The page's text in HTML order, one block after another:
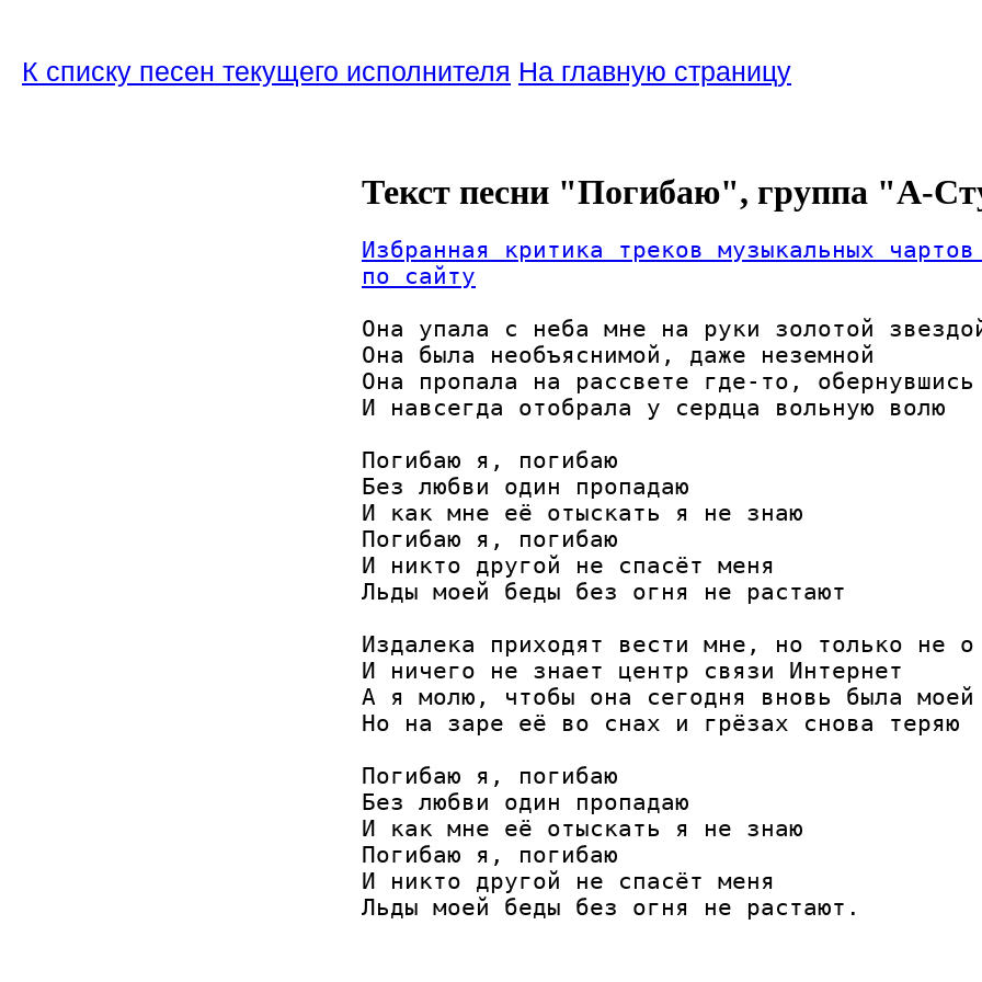
К списку песен текущего исполнителя На главную страницу
Текст песни "Погибаю", группа "А-
Избранная критика треков музыкальных
по сайту
Она упала с неба мне на руки золотой
Она была необъяснимой, даже неземной
Она пропала на рассвете где-то, обернувшись
И навсегда отобрала у сердца вольную волю
Погибаю я, погибаю
Без любви один пропадаю
И как мне её отыскать я не знаю
Погибаю я, погибаю
И никто другой не спасёт меня
Льды моей беды без огня не растают
Издалека приходят вести мне, но только не о
И ничего не знает центр связи Интернет
А я молю, чтобы она сегодня вновь была моей
Но на заре её во снах и грёзах снова теряю
Погибаю я, погибаю
Без любви один пропадаю
И как мне её отыскать я не знаю
Погибаю я, погибаю
И никто другой не спасёт меня